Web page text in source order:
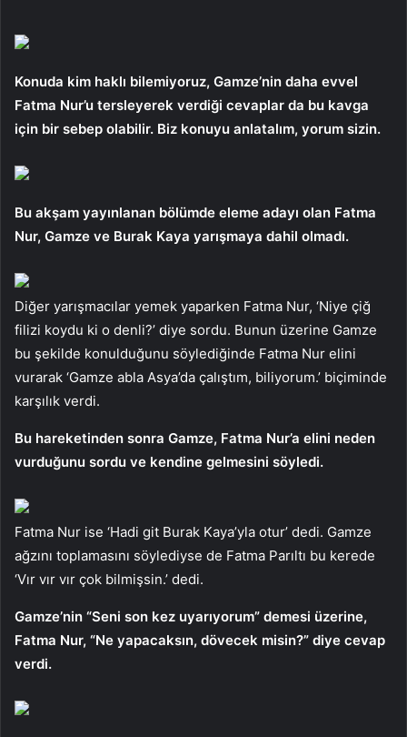
Konuda kim haklı bilemiyoruz, Gamze’nin daha evvel
Fatma Nur’u tersleyerek verdiği cevaplar da bu kavga
için bir sebep olabilir. Biz konuyu anlatalım, yorum sizin.
Bu akşam yayınlanan bölümde eleme adayı olan Fatma
Nur, Gamze ve Burak Kaya yarışmaya dahil olmadı.
Diğer yarışmacılar yemek yaparken Fatma Nur, ‘Niye çiğ
filizi koydu ki o denli?’ diye sordu. Bunun üzerine Gamze
bu şekilde konulduğunu söylediğinde Fatma Nur elini
vurarak ‘Gamze abla Asya’da çalıştım, biliyorum.’ biçiminde
karşılık verdi.
Bu hareketinden sonra Gamze, Fatma Nur’a elini neden
vurduğunu sordu ve kendine gelmesini söyledi.
Fatma Nur ise ‘Hadi git Burak Kaya’yla otur’ dedi. Gamze
ağzını toplamasını söylediyse de Fatma Parıltı bu kerede
‘Vır vır vır çok bilmişsin.’ dedi.
Gamze’nin “Seni son kez uyarıyorum” demesi üzerine,
Fatma Nur, “Ne yapacaksın, dövecek misin?” diye cevap
verdi.